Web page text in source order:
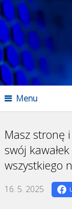
Menu
Masz stronę
swój
wszystkiego
16. 5. 2025